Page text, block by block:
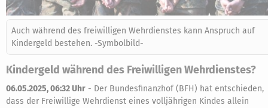
Auch während des freiwilligen Wehrdienstes kann Anspruch auf
Kindergeld bestehen. -Symbolbild-
Kindergeld während des Freiwilligen Wehrdienstes?
06.05.2025, 06:32 Uhr - Der Bundesfinanzhof (BFH) hat entschieden,
dass der Freiwillige Wehrdienst eines volljährigen Kindes allein